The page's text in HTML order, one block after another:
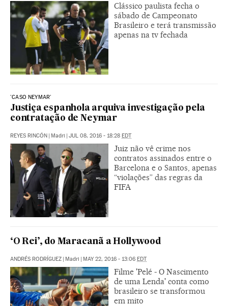
Clássico paulista fecha o
sábado de Campeonato
Brasileiro e terá transmissão
apenas na tv fechada
'CASO NEYMAR'
Justiça espanhola arquiva investigação pela
contratação de Neymar
REYES RINCÓN | Madri | JUL 08, 2016 - 18:28 EDT
Juiz não vê crime nos
contratos assinados entre o
Barcelona e o Santos, apenas
“violações” das regras da
FIFA
‘O Rei’, do Maracanã a Hollywood
ANDRÉS RODRÍGUEZ | Madri | MAY 22, 2016 - 13:06 EDT
Filme 'Pelé - O Nascimento
de uma Lenda' conta como
brasileiro se transformou
em mito